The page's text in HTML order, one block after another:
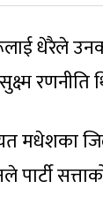
धेरैले उनको
मधेशका
पार्टी